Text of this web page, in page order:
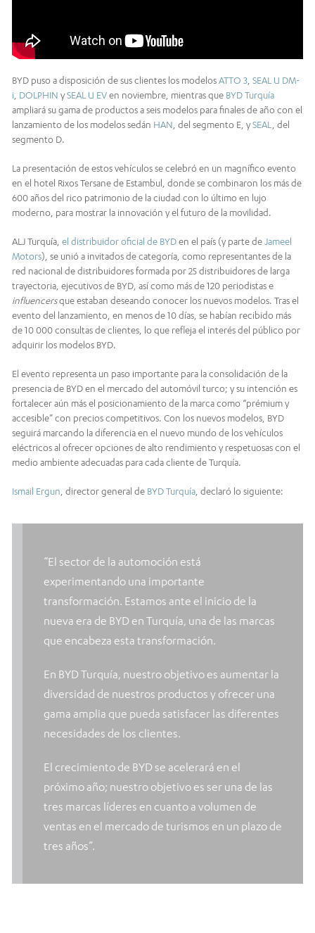
BYD puso a disposición de sus clientes los modelosATTO 3 SEAL U DM-
i DOLPHIN ySEAL U EVen noviembre, mientras que BYD Turquía
ampliará su gama de productos a seis modelos para finales de año con el
lanzamiento de los modelos sedán HAN , del segmento E, ySEAL
, del
segmento D.
La presentación de estos vehículos se celebró en un magnífico evento
en el hotel Rixos Tersane de Estambul, donde se combinaron los más de
600 años del rico patrimonio de la ciudad con lo último en lujo
moderno, para mostrar la innovación y el futuro de la movilidad.
ALJ Turquía, el distribuidor oficial de BYDen el país (y parte deJameel
Motors), se unió a invitados de categoría, como representantes de la
red nacional de distribuidores formada por 25 distribuidores de larga
trayectoria, ejecutivos de BYD, así como más de 120 periodistas e
influencersque estaban deseando conocer los nuevos modelos. Tras el
evento del lanzamiento, en menos de 10 días, se habían recibido más
de 10 000 consultas de clientes, lo que refleja el interés del público por
adquirir los modelos BYD.
El evento representa un paso importante para la consolidación de la
presencia de BYD en el mercado del automóvil turco; y su intención es
fortalecer aún más el posicionamiento de la marca como “prémium y
accesible” con precios competitivos. Con los nuevos modelos, BYD
seguirá marcando la diferencia en el nuevo mundo de los vehículos
eléctricos al ofrecer opciones de alto rendimiento y respetuosas con el
medio ambiente adecuadas para cada cliente de Turquía.
Ismail Ergun , director general de BYD Turquía , declaró lo siguiente:
“El sector de la automoción está
experimentando una importante
transformación. Estamos ante el inicio de la
nueva era de BYD en Turquía, una de las marcas
que encabeza esta transformación.
En BYD Turquía, nuestro objetivo es aumentar la
diversidad de nuestros productos y ofrecer una
gama amplia que pueda satisfacer las diferentes
necesidades de los clientes.
El crecimiento de BYD se acelerará en el
próximo año; nuestro objetivo es ser una de las
tres marcas líderes en cuanto a volumen de
ventas en el mercado de turismos en un plazo de
tres años”.